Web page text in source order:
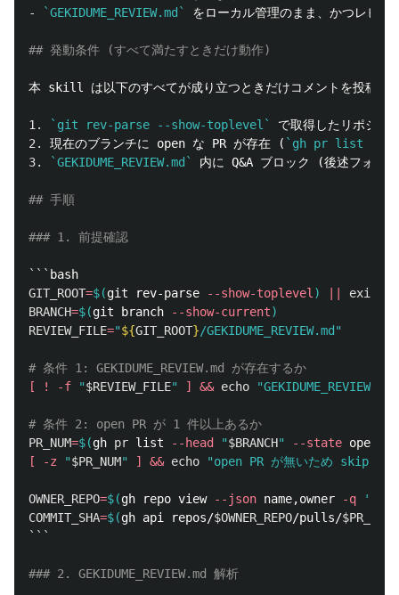
-
`GEKIDUME_REVIEW.md` をローカル管理のまま、かつレビュ
## 発動条件 (すべて満たすときだけ動作)
本 skill は以下のすべてが成り立つときだけコメントを投稿す
1. `git rev-parse --show-toplevel`
で取得したリポジト
2.
現在のブランチに open な PR が存在 ( `gh pr list --
3.
`GEKIDUME_REVIEW.md` 内に Q&A ブロック (後述フォー
## 手順
### 1. 前提確認
```
GIT_ROOT=$(git rev-parse --show-toplevel ) exit
BRANCH=$(git branch --show-current)
REVIEW_FILE="${GIT_ROOT}/GEKIDUME_REVIEW.md"
# 条件 1: GEKIDUME_REVIEW.md が存在するか
[
! -f "$REVIEW_FILE" ] && echo
# 条件 2: open PR が 1 件以上あるか
PR_NUM=$(gh pr list --head "$BRANCH" --state open
[
-z "$PR_NUM" ] && echo "open PR が無いため skip"
OWNER_REPO=$(gh repo view --json name,owner -q
COMMIT_SHA=$(gh api repos/$OWNER_REPO/pulls/$PR_NUM
```
### 2. GEKIDUME_REVIEW.md 解析